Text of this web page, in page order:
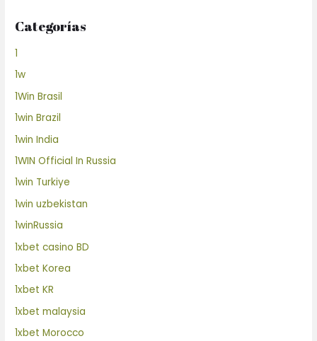
Categorías
1
1w
1Win Brasil
1win Brazil
1win India
1WIN Official In Russia
1win Turkiye
1win uzbekistan
1winRussia
1xbet casino BD
1xbet Korea
1xbet KR
1xbet malaysia
1xbet Morocco